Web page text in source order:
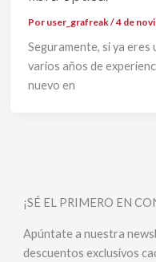
Por user_grafreak/4 de
Seguramente, si ya
varios años de
nuevo en
¡SÉ EL PRIMERO EN
Apúntate a nuestra
descuentos exclusivos